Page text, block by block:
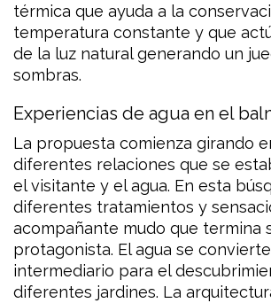
térmica que ayuda a la
temperatura constante y que
de la luz natural generando un
sombras.
Experiencias de agua en el
La propuesta comienza girando
diferentes relaciones que se
el visitante y el agua. En esta
diferentes tratamientos y
acompañante mudo que termina
protagonista. El agua se
intermediario para el
diferentes jardines. La